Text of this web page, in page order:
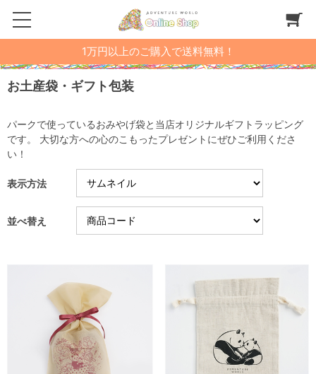
1万円以上のご購入で送料無料！
お土産袋・ギフト包装
パークで使っているおみやげ袋と当店オリジナルギフトラッピング
です。 大切な方への心のこもったプレゼントにぜひご利用くださ
い！
表示方法
並べ替え